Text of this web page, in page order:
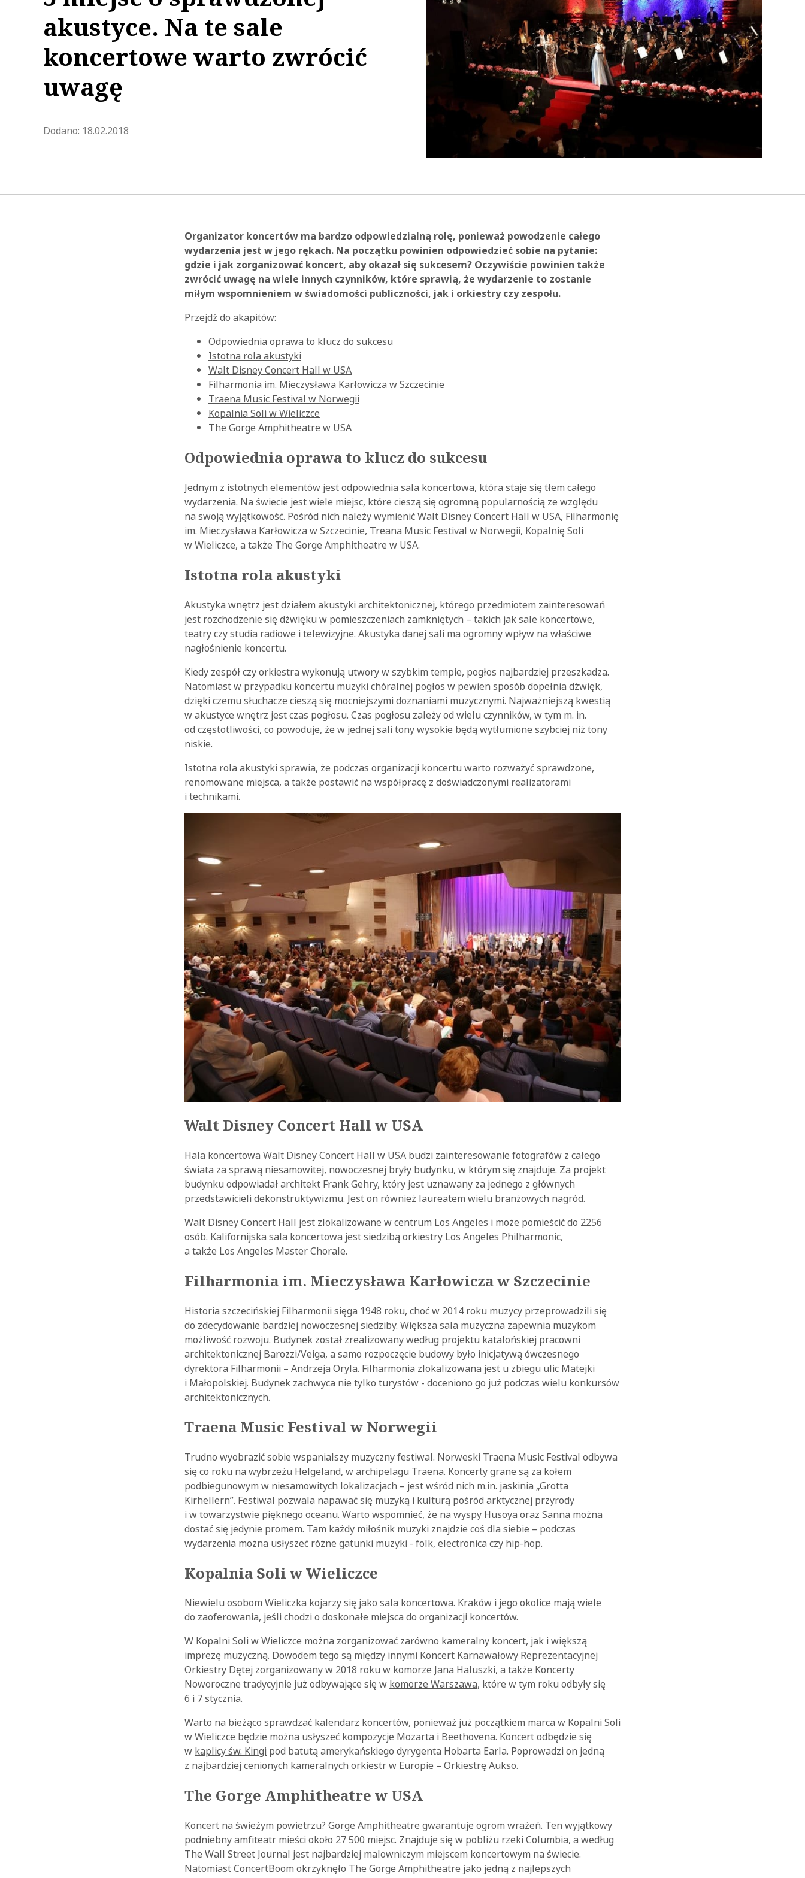
akustyce. Na te sale
koncertowe warto zwrócić
uwagę
Dodano: 18.02.2018
Organizator koncertów ma bardzo odpowiedzialną rolę, ponieważ powodzenie całego
wydarzenia jest w jego rękach. Na początku powinien odpowiedzieć sobie na pytanie:
gdzie i jak zorganizować koncert, aby okazał się sukcesem? Oczywiście powinien także
zwrócić uwagę na wiele innych czynników, które sprawią, że wydarzenie to zostanie
miłym wspomnieniem w świadomości publiczności, jak i orkiestry czy zespołu.
Przejdź do akapitów:
Odpowiednia oprawa to klucz do sukcesu
Istotna rola akustyki
Walt Disney Concert Hall w USA
Filharmonia im. Mieczysława Karłowicza w Szczecinie
Traena Music Festival w Norwegii
Kopalnia Soli w Wieliczce
The Gorge Amphitheatre w USA
Odpowiednia oprawa to klucz do sukcesu
Jednym z istotnych elementów jest odpowiednia sala koncertowa, która staje się tłem całego
wydarzenia. Na świecie jest wiele miejsc, które cieszą się ogromną popularnością ze względu
na swoją wyjątkowość. Pośród nich należy wymienić Walt Disney Concert Hall w USA, Filharmonię
im. Mieczysława Karłowicza w Szczecinie, Treana Music Festival w Norwegii, Kopalnię Soli
w Wieliczce, a także The Gorge Amphitheatre w USA.
Istotna rola akustyki
Akustyka wnętrz jest działem akustyki architektonicznej, którego przedmiotem zainteresowań
jest rozchodzenie się dźwięku w pomieszczeniach zamkniętych – takich jak sale koncertowe,
teatry czy studia radiowe i telewizyjne. Akustyka danej sali ma ogromny wpływ na właściwe
nagłośnienie koncertu.
Kiedy zespół czy orkiestra wykonują utwory w szybkim tempie, pogłos najbardziej przeszkadza.
Natomiast w przypadku koncertu muzyki chóralnej pogłos w pewien sposób dopełnia dźwięk,
dzięki czemu słuchacze cieszą się mocniejszymi doznaniami muzycznymi. Najważniejszą kwestią
w akustyce wnętrz jest czas pogłosu. Czas pogłosu zależy od wielu czynników, w tym m. in.
od częstotliwości, co powoduje, że w jednej sali tony wysokie będą wytłumione szybciej niż tony
niskie.
Istotna rola akustyki sprawia, że podczas organizacji koncertu warto rozważyć sprawdzone,
renomowane miejsca, a także postawić na współpracę z doświadczonymi realizatorami
i technikami.
Walt Disney Concert Hall w USA
Hala koncertowa Walt Disney Concert Hall w USA budzi zainteresowanie fotografów z całego
świata za sprawą niesamowitej, nowoczesnej bryły budynku, w którym się znajduje. Za projekt
budynku odpowiadał architekt Frank Gehry, który jest uznawany za jednego z głównych
przedstawicieli dekonstruktywizmu. Jest on również laureatem wielu branżowych nagród.
Walt Disney Concert Hall jest zlokalizowane w centrum Los Angeles i może pomieścić do 2256
osób. Kalifornijska sala koncertowa jest siedzibą orkiestry Los Angeles Philharmonic,
a także Los Angeles Master Chorale.
Filharmonia im. Mieczysława Karłowicza w Szczecinie
Historia szczecińskiej Filharmonii sięga 1948 roku, choć w 2014 roku muzycy przeprowadzili się
do zdecydowanie bardziej nowoczesnej siedziby. Większa sala muzyczna zapewnia muzykom
możliwość rozwoju. Budynek został zrealizowany według projektu katalońskiej pracowni
architektonicznej Barozzi/Veiga, a samo rozpoczęcie budowy było inicjatywą ówczesnego
dyrektora Filharmonii – Andrzeja Oryla. Filharmonia zlokalizowana jest u zbiegu ulic Matejki
i Małopolskiej. Budynek zachwyca nie tylko turystów - doceniono go już podczas wielu konkursów
architektonicznych.
Traena Music Festival w Norwegii
Trudno wyobrazić sobie wspanialszy muzyczny festiwal. Norweski Traena Music Festival odbywa
się co roku na wybrzeżu Helgeland, w archipelagu Traena. Koncerty grane są za kołem
podbiegunowym w niesamowitych lokalizacjach – jest wśród nich m.in. jaskinia „Grotta
Kirhellern”. Festiwal pozwala napawać się muzyką i kulturą pośród arktycznej przyrody
i w towarzystwie pięknego oceanu. Warto wspomnieć, że na wyspy Husoya oraz Sanna można
dostać się jedynie promem. Tam każdy miłośnik muzyki znajdzie coś dla siebie – podczas
wydarzenia można usłyszeć różne gatunki muzyki - folk, electronica czy hip-hop.
Kopalnia Soli w Wieliczce
Niewielu osobom Wieliczka kojarzy się jako sala koncertowa. Kraków i jego okolice mają wiele
do zaoferowania, jeśli chodzi o doskonałe miejsca do organizacji koncertów.
W Kopalni Soli w Wieliczce można zorganizować zarówno kameralny koncert, jak i większą
imprezę muzyczną. Dowodem tego są między innymi Koncert Karnawałowy Reprezentacyjnej
Orkiestry Dętej zorganizowany w 2018 roku w komorze Jana Haluszki, a także Koncerty
Noworoczne tradycyjnie już odbywające się w komorze Warszawa, które w tym roku odbyły się
6 i 7 stycznia.
Warto na bieżąco sprawdzać kalendarz koncertów, ponieważ już początkiem marca w Kopalni Soli
w Wieliczce będzie można usłyszeć kompozycje Mozarta i Beethovena. Koncert odbędzie się
w kaplicy św. Kingi pod batutą amerykańskiego dyrygenta Hobarta Earla. Poprowadzi on jedną
z najbardziej cenionych kameralnych orkiestr w Europie – Orkiestrę Aukso.
The Gorge Amphitheatre w USA
Koncert na świeżym powietrzu? Gorge Amphitheatre gwarantuje ogrom wrażeń. Ten wyjątkowy
podniebny amfiteatr mieści około 27 500 miejsc. Znajduje się w pobliżu rzeki Columbia, a według
The Wall Street Journal jest najbardziej malowniczym miejscem koncertowym na świecie.
Natomiast ConcertBoom okrzyknęło The Gorge Amphitheatre jako jedną z najlepszych
OK